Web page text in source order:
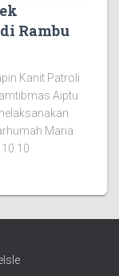
Rambu
Kanit Patroli
Aiptu
Maria